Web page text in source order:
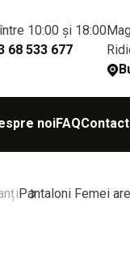
10:00 și 18:00
68 533 677
noiFAQ
Pantaloni Femei